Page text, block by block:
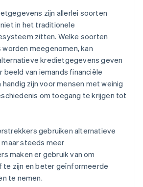
zijn allerlei soorten
in het traditionele
zitten. Welke soorten
meegenomen, kan
kredietgegevens geven
van iemands financiële
zijn voor mensen met weinig
om toegang te krijgen tot
gebruiken alternatieve
steeds meer
maken er gebruik van om
te zijn en beter geïnformeerde
te nemen.